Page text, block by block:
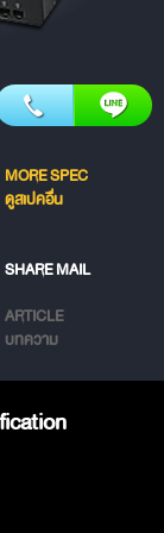
MORE SPEC
ดูสเปคอื่น
SHARE MAIL
ARTICLE
บทความ